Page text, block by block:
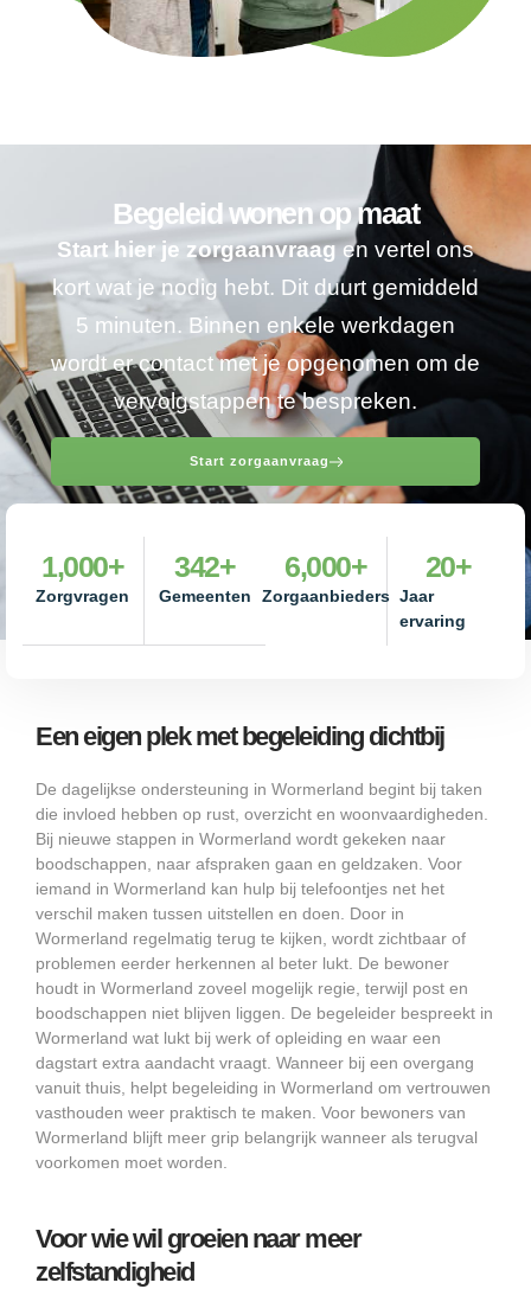
Begeleid wonen op maat
Start hier je zorgaanvraagen vertel ons
kort wat je nodig hebt. Dit duurt gemiddeld
5 minuten. Binnen enkele werkdagen
wordt er contact met je opgenomen om de
vervolgstappen te bespreken.
Start zorgaanvraag
Zorgvragen
1,000+
Gemeenten
342+
Zorgaanbieders
6,000+
Jaar
ervaring
20+
Een eigen plek met begeleiding dichtbij
De dagelijkse ondersteuning in Wormerland begint bij taken
die invloed hebben op rust, overzicht en woonvaardigheden.
Bij nieuwe stappen in Wormerland wordt gekeken naar
boodschappen, naar afspraken gaan en geldzaken. Voor
iemand in Wormerland kan hulp bij telefoontjes net het
verschil maken tussen uitstellen en doen. Door in
Wormerland regelmatig terug te kijken, wordt zichtbaar of
problemen eerder herkennen al beter lukt. De bewoner
houdt in Wormerland zoveel mogelijk regie, terwijl post en
boodschappen niet blijven liggen. De begeleider bespreekt in
Wormerland wat lukt bij werk of opleiding en waar een
dagstart extra aandacht vraagt. Wanneer bij een overgang
vanuit thuis, helpt begeleiding in Wormerland om vertrouwen
vasthouden weer praktisch te maken. Voor bewoners van
Wormerland blijft meer grip belangrijk wanneer als terugval
voorkomen moet worden.
Voor wie wil groeien naar meer
zelfstandigheid